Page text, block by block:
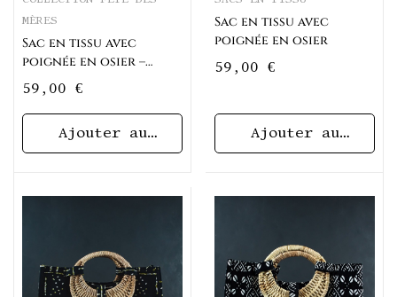
MÈRES
Sac en tissu avec
poignée en osier –
Motif Labyrinthe
59,00 €
Ajouter au
Sac en tissu avec
poignée en osier
59,00 €
Ajouter au